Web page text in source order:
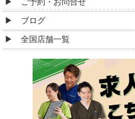
ブログ
全国店舗一覧